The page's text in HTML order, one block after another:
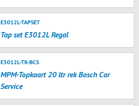
E3012L-TAPSET
Tap set E3012L Regal
E3012L-TK-BCS
MPM-Topkaart 20 ltr rek Bosch Car
Service